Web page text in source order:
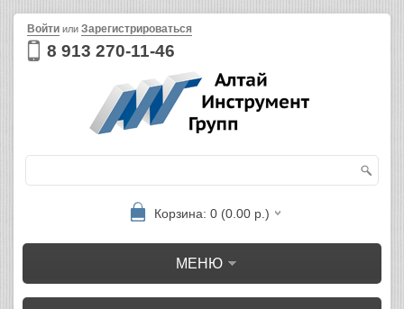
8 913 270-11-46
Войти или Зарегистрироваться
Корзина: 0 (0.00 р.)
МЕНЮ